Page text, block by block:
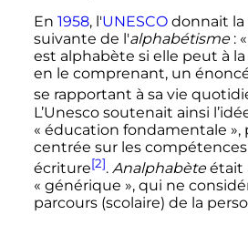
En 1958, l'UNESCOdonnait la
suivante de l'alphabétisme :
est alphabète si elle peut à
en le comprenant, un
se rapportant à sa vie
L’Unesco soutenait ainsi
« éducation fondamentale »,
centrée sur les
écriture[2]. Analphabèteétait
« générique », qui ne
parcours (scolaire) de la